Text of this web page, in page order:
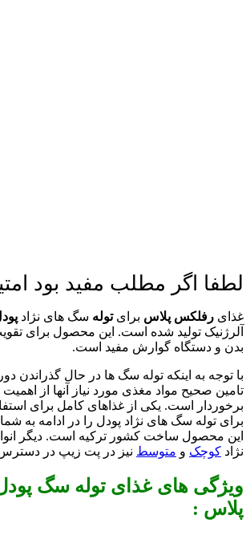
لطفا اگر مطلب مفید بود
غذای رفلکس پلاس برایتوله سگ های نژاد
آلرژنیک تولید شده است. این محصول برای
بدن و دستگاه گوارش مفید است.
با توجه به اینکه توله سگ ها در حال گذراندن
تامین صحیح مواد مغذی مورد نیاز آنها از اهمیت
برخوردار است. یکی از غذاهای کامل برای
برای توله سگ های نژاد پودل را در ادامه به
این محصول ساخت کشور ترکیه است. دیگر
نژاد کوچک و متوسط نیز در پت زیپ در دسترس
ویژگی های غذای توله سگ
پلاس :